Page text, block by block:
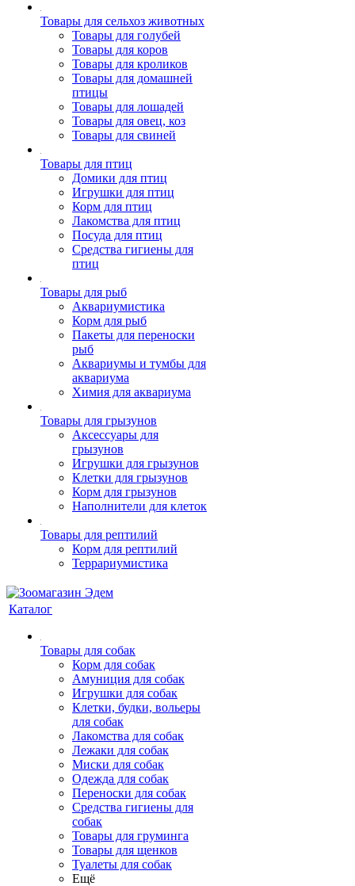
Товары для сельхоз животных
Товары для голубей
Товары для коров
Товары для кроликов
Товары для домашней
птицы
Товары для лошадей
Товары для овец, коз
Товары для свиней
Товары для птиц
Домики для птиц
Игрушки для птиц
Корм для птиц
Лакомства для птиц
Посуда для птиц
Средства гигиены для
птиц
Товары для рыб
Аквариумистика
Корм для рыб
Пакеты для переноски
рыб
Аквариумы и тумбы для
аквариума
Химия для аквариума
Товары для грызунов
Аксессуары для
грызунов
Игрушки для грызунов
Клетки для грызунов
Корм для грызунов
Наполнители для клеток
Товары для рептилий
Корм для рептилий
Террариумистика
Каталог
Товары для собак
Корм для собак
Амуниция для собак
Игрушки для собак
Клетки, будки, вольеры
для собак
Лакомства для собак
Лежаки для собак
Миски для собак
Одежда для собак
Переноски для собак
Средства гигиены для
собак
Товары для груминга
Товары для щенков
Туалеты для собак
Ещё